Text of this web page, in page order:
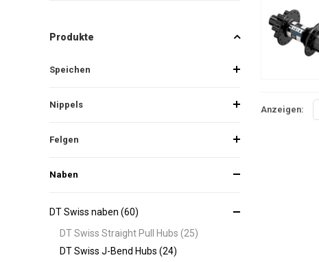
Produkte
Speichen
Nippels
Felgen
Naben
DT Swiss naben (60)
DT Swiss Straight Pull Hubs (25)
DT Swiss J-Bend Hubs (24)
Anzeigen: